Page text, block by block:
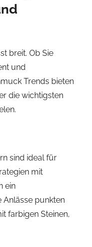
breit. Ob Sie
und
Trends bieten
die wichtigsten
sind ideal für
mit
ein
Anlässe punkten
farbigen Steinen,